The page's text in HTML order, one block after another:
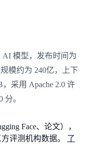
AI 模型，发布时间为
模约为 240亿，上下
采用 Apache 2.0 许
分。
Face、论文），
评测机构数据。
了